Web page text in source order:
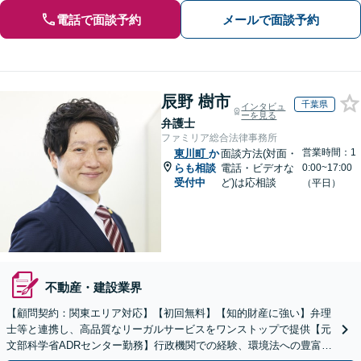
電話で面談予約 メールで面談予約
辰野 樹市
弁護士
インタビュ
ーを見る
千葉県
ファミリア総合法律事務所
東川町 か
らも相談
受付中
面談方法(対面・
電話・ビデオな
ど)は応相談
営業時間：1
0:00~17:00
（平日）
不動産・建設業界
【顧問契約：関東エリア対応】【初回無料】【知的財産に強い】弁理
士等と連携し、高品質なリーガルサービスをワンストップで提供【元
文部科学省ADRセンター勤務】行政機関での経験、環境法への豊富な